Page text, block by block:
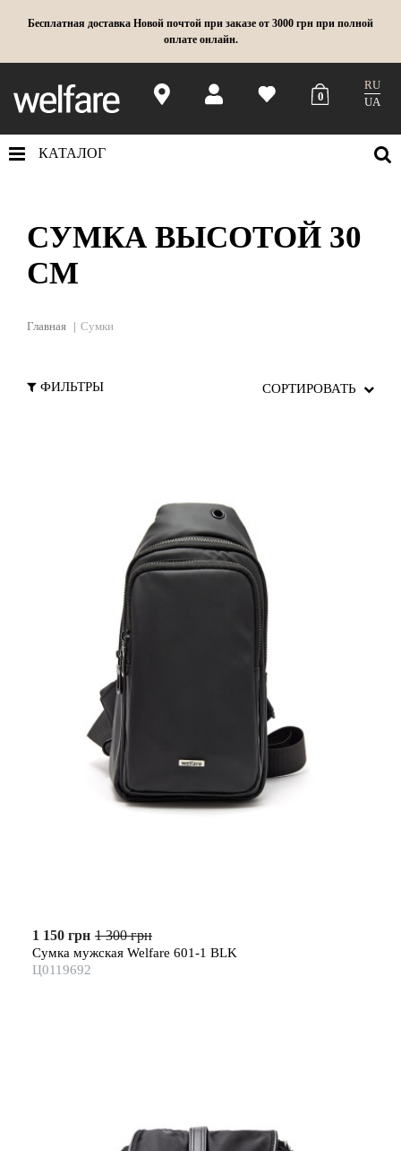
Бесплатная доставка Новой почтой при заказе от 3000 грн при полной
оплате онлайн.
0
RU
UA
КАТАЛОГ
СУМКА ВЫСОТОЙ 30
СМ
Главная Сумки
ФИЛЬТРЫ СОРТИРОВАТЬ
1 150 грн 1 300 грн
Сумка мужская Welfare 601-1 BLK
Ц0119692